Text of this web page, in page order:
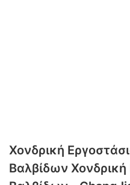
Χονδρική
Βαλβίδων